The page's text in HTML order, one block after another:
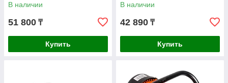
В наличии
51 800 ₸
Купить
В наличии
42 890 ₸
Купить